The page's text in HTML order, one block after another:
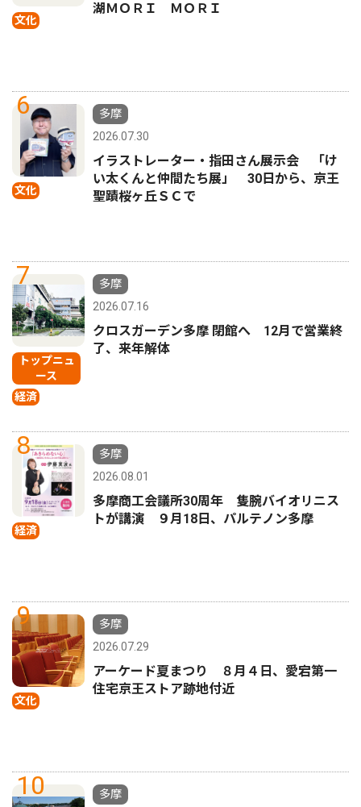
文化
湖ＭＯＲＩ ＭＯＲＩ
6
文化
多摩
2026.07.30
イラストレーター・指田さん展示会 「け
い太くんと仲間たち展」 30日から、京王
聖蹟桜ヶ丘ＳＣで
7
トップニュ
ース
経済
多摩
2026.07.16
クロスガーデン多摩 閉館へ 12月で営業終
了、来年解体
8
経済
多摩
2026.08.01
多摩商工会議所30周年 隻腕バイオリニス
トが講演 ９月18日、パルテノン多摩
9
文化
多摩
2026.07.29
アーケード夏まつり ８月４日、愛宕第一
住宅京王ストア跡地付近
10 多摩